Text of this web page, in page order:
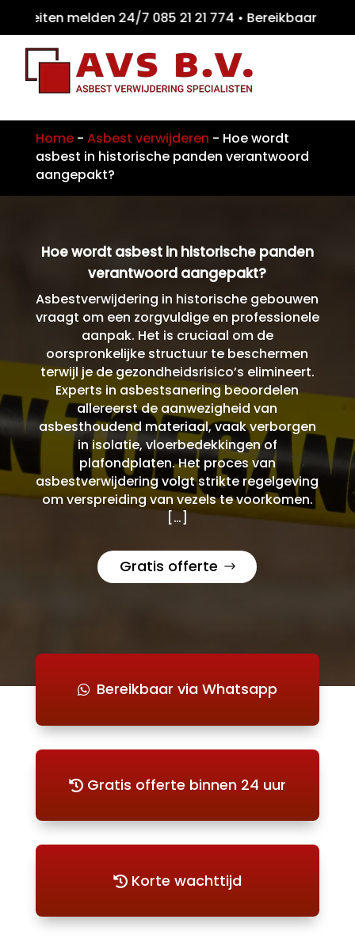
melden 24/7 085 21 21 774 •
Home- Asbest verwijderen - Hoe wordt
asbest in historische panden verantwoord
aangepakt?
Hoe wordt asbest in historische panden
verantwoord aangepakt?
Asbestverwijdering in historische gebouwen
vraagt om een zorgvuldige en professionele
aanpak. Het is cruciaal om de
oorspronkelijke structuur te beschermen
terwijl je de gezondheidsrisico’s elimineert.
Experts in asbestsanering beoordelen
allereerst de aanwezigheid van
asbesthoudend materiaal, vaak verborgen
in isolatie, vloerbedekkingen of
plafondplaten. Het proces van
asbestverwijdering volgt strikte regelgeving
om verspreiding van vezels te voorkomen.
[…]
Gratis offerte
Bereikbaar via Whatsapp
Gratis offerte binnen 24 uur
Korte wachttijd